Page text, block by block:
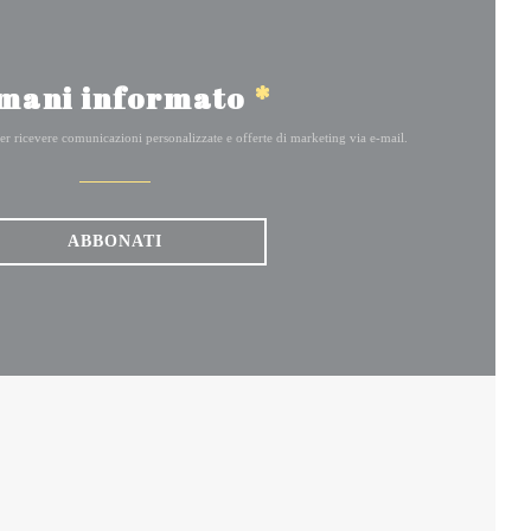
informato *
ricevere comunicazioni personalizzate e offerte di marketing via e-mail.
ABBONATI